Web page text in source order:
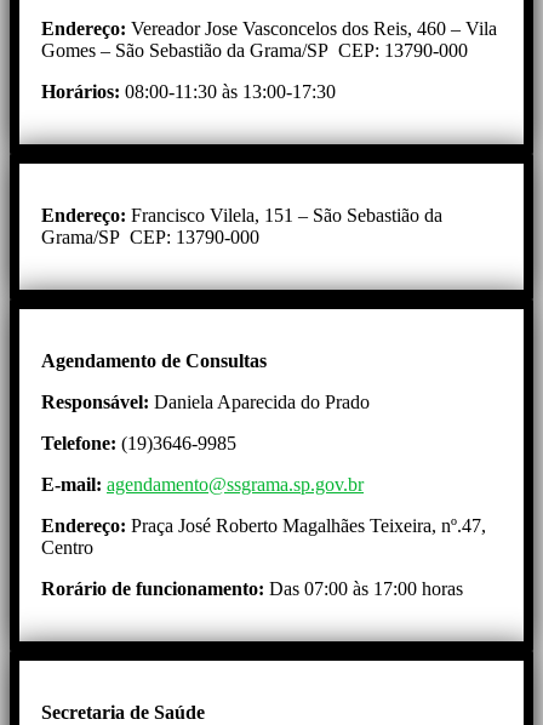
Endereço: Vereador Jose Vasconcelos dos Reis, 460 – Vila
Gomes – São Sebastião da Grama/SP CEP: 13790-000
Horários: 08:00-11:30 às 13:00-17:30
Endereço: Francisco Vilela, 151 – São Sebastião da
Grama/SP CEP: 13790-000
Agendamento de Consultas
Responsável: Daniela Aparecida do Prado
Telefone: (19)3646-9985
E-mail: agendamento@ssgrama.sp.gov.br
Endereço: Praça José Roberto Magalhães Teixeira, nº.47,
Centro
Rorário de funcionamento: Das 07:00 às 17:00 horas
Secretaria de Saúde